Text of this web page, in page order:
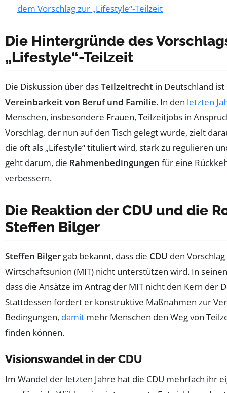
dem Vorschlag zur „Lifestyle“-Teilzeit
Die Hintergründe des
„Lifestyle“-Teilzeit
Die Diskussion über dasTeilzeitrecht in Deutschland
Vereinbarkeit von Beruf und Familie. In den letzten
Menschen, insbesondere Frauen, Teilzeitjobs in
Vorschlag, der nun auf den Tisch gelegt wurde, zielt
die oft als „Lifestyle“ tituliert wird, stark zu regulieren
geht darum, die Rahmenbedingungen für eine
verbessern.
Die Reaktion der CDU und die
Steffen Bilger
Steffen Bilger gab bekannt, dass die CDU den
Wirtschaftsunion (MIT) nicht unterstützen wird. In
dass die Ansätze im Antrag der MIT nicht den Kern der
Stattdessen fordert er konstruktive Maßnahmen zur
Bedingungen, damit mehr Menschen den Weg von
finden können.
Visionswandel in der CDU
Im Wandel der letzten Jahre hat die CDU mehrfach ihr